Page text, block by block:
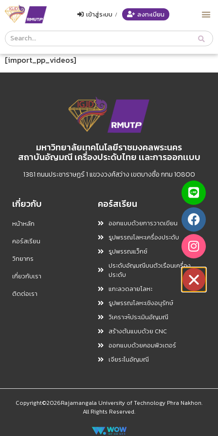
Course
Search
Header
เข้าสู่ระบบ / ลงทะเบียน
[import_pp_videos]
มหาวิทยาลัยเทคโนโลยีราชมงคลพระนคร
สถาบันอัญมณี เครื่องประดับไทย เเละการออกเเบบ
1381 ถนนประชาราษฏร์ 1 แขวงวงศ์สว่าง เขตบางซื่อ กทม 10800
เกี่ยวกับ
หน้าหลัก
คอร์สเรียน
วิทยากร
เกี่ยวกับเรา
ติดต่อเรา
คอร์สเรียน
ออกแบบด้วยการวาดเขียน
รูปพรรณโลหะเครื่องประดับ
รูปพรรณแว็กซ์
ประดับอัญมณีบนตัวเรือนเครื่อง
ประดับ
แกะลวดลายโลหะ
รูปพรรณโลหะเชิงอนุรักษ์
วิเคราะห์ประเมินอัญมณี
สร้างต้นแบบด้วย CNC
ออกแบบด้วยคอมพิวเตอร์
เจียระไนอัญมณี
Copyright©2026Rajamangala University of Technology Phra Nakhon.
All Rights Reserved.